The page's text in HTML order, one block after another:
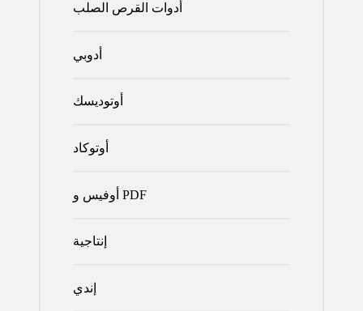
أدوات القرص الصلب
أدوبي
أوتوديسك
أوتوكاد
أوفيس و PDF
إنتاجية
إندي